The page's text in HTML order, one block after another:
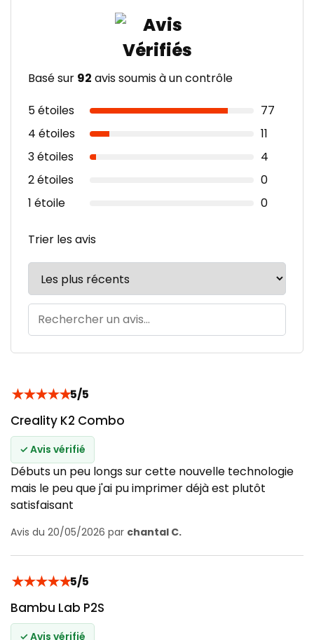
Basé sur 92 avis soumis à un contrôle
5 étoiles
77
4 étoiles
11
3 étoiles
4
2 étoiles
0
1 étoile
0
Trier les avis
★★★★★5/5
Creality K2 Combo
✓ Avis vérifié
Débuts un peu longs sur cette nouvelle technologie
mais le peu que j'ai pu imprimer déjà est plutôt
satisfaisant
Avis du 20/05/2026 par chantal C.
★★★★★5/5
Bambu Lab P2S
✓ Avis vérifié